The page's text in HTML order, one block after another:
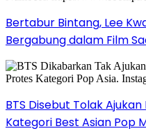
Bertabur Bintang, Lee
Bergabung dalam Film
BTS Disebut Tolak
Kategori Best Asian Pop